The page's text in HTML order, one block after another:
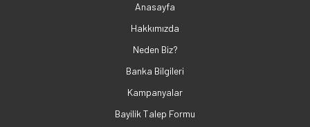
Anasayfa
Hakkımızda
Neden Biz?
Banka Bilgileri
Kampanyalar
Bayilik Talep Formu